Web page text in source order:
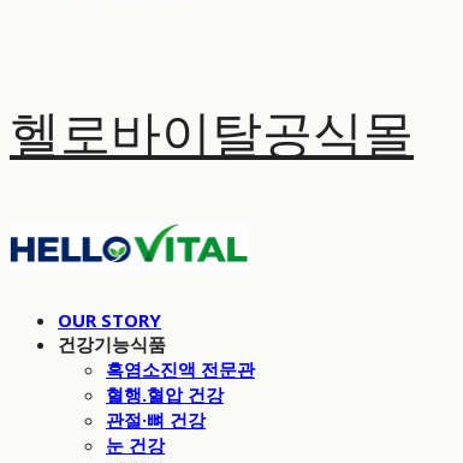
헬로바이탈공식몰
OUR STORY
건강기능식품
흑염소진액 전문관
혈행.혈압 건강
관절·뼈 건강
눈 건강